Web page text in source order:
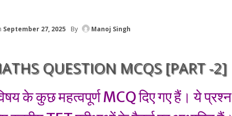
September 27, 2025 By Manoj Singh
QUESTION MCQS [PART -2]
के कुछ महत्वपूर्ण MCQ दिए गए हैं। ये प्रश्न